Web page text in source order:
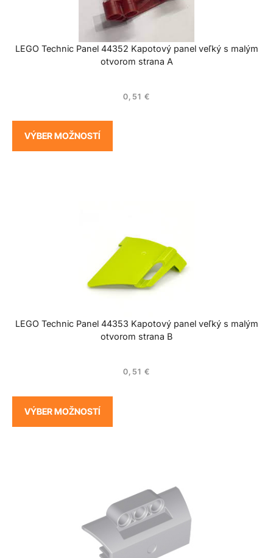
LEGO Technic Panel 44352 Kapotový panel veľký s malým
otvorom strana A
0,51 €
VÝBER MOŽNOSTÍ
LEGO Technic Panel 44353 Kapotový panel veľký s malým
otvorom strana B
0,51 €
VÝBER MOŽNOSTÍ